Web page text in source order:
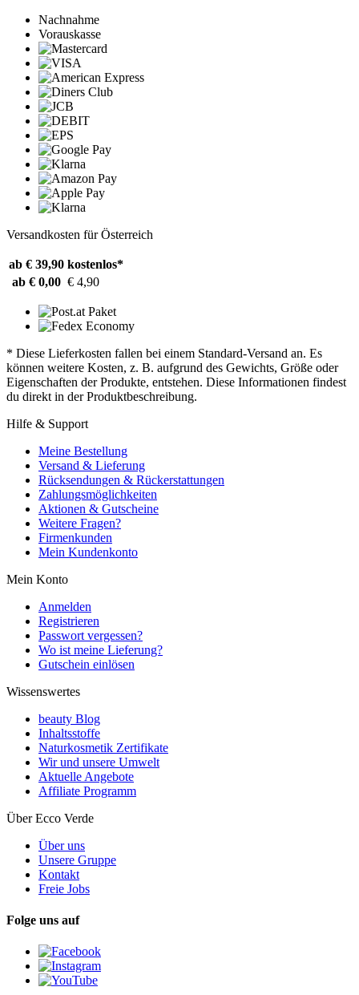
Nachnahme
Vorauskasse
Versandkosten für Österreich
ab € 39,90 kostenlos*
ab € 0,00 € 4,90
* Diese Lieferkosten fallen bei einem Standard-Versand an. Es
können weitere Kosten, z. B. aufgrund des Gewichts, Größe oder
Eigenschaften der Produkte, entstehen. Diese Informationen findest
du direkt in der Produktbeschreibung.
Hilfe & Support
Meine Bestellung
Versand & Lieferung
Rücksendungen & Rückerstattungen
Zahlungsmöglichkeiten
Aktionen & Gutscheine
Weitere Fragen?
Firmenkunden
Mein Kundenkonto
Mein Konto
Anmelden
Registrieren
Passwort vergessen?
Wo ist meine Lieferung?
Gutschein einlösen
Wissenswertes
beauty Blog
Inhaltsstoffe
Naturkosmetik Zertifikate
Wir und unsere Umwelt
Aktuelle Angebote
Affiliate Programm
Über Ecco Verde
Über uns
Unsere Gruppe
Kontakt
Freie Jobs
Folge uns auf